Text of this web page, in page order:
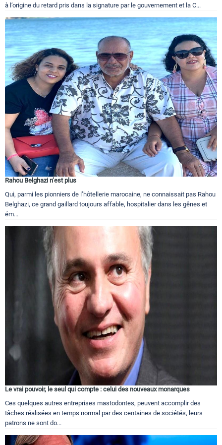
à l’origine du retard pris dans la signature par le gouvernement et la C...
Rahou Belghazi n’est plus
Qui, parmi les pionniers de l’hôtellerie marocaine, ne connaissait pas Rahou
Belghazi, ce grand gaillard toujours affable, hospitalier dans les gênes et
ém...
Le vrai pouvoir, le seul qui compte : celui des nouveaux monarques
Ces quelques autres entreprises mastodontes, peuvent accomplir des
tâches réalisées en temps normal par des centaines de sociétés, leurs
patrons ne sont do...